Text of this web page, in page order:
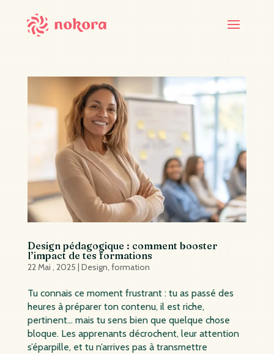
Design pédagogique : comment booster
l’impact de tes formations
22 Mai , 2025 Design, formation
Tu connais ce moment frustrant : tu as passé des
heures à préparer ton contenu, il est riche,
pertinent… mais tu sens bien que quelque chose
bloque. Les apprenants décrochent, leur attention
s’éparpille, et tu n’arrives pas à transmettre